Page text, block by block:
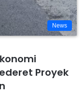
News
Proyek